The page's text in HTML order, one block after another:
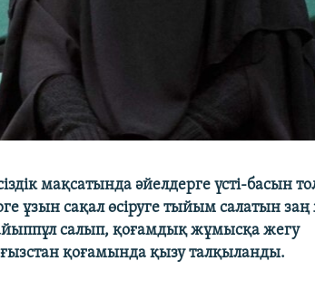
мақсатында әйелдерге үсті-басын
ұзын сақал өсіруге тыйым салатын
салып, қоғамдық жұмысқа жегу
қоғамында қызу талқыланды.